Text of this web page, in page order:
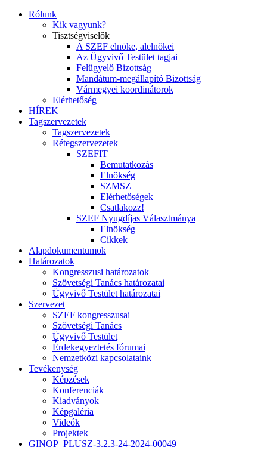
Rólunk
Kik vagyunk?
Tisztségviselők
A SZEF elnöke, alelnökei
Az Ügyvivő Testület tagjai
Felügyelő Bizottság
Mandátum-megállapító Bizottság
Vármegyei koordinátorok
Elérhetőség
HÍREK
Tagszervezetek
Tagszervezetek
Rétegszervezetek
SZEFIT
Bemutatkozás
Elnökség
SZMSZ
Elérhetőségek
Csatlakozz!
SZEF Nyugdíjas Választmánya
Elnökség
Cikkek
Alapdokumentumok
Határozatok
Kongresszusi határozatok
Szövetségi Tanács határozatai
Ügyvivő Testület határozatai
Szervezet
SZEF kongresszusai
Szövetségi Tanács
Ügyvivő Testület
Érdekegyeztetés fórumai
Nemzetközi kapcsolataink
Tevékenység
Képzések
Konferenciák
Kiadványok
Képgaléria
Videók
Projektek
GINOP_PLUSZ-3.2.3-24-2024-00049